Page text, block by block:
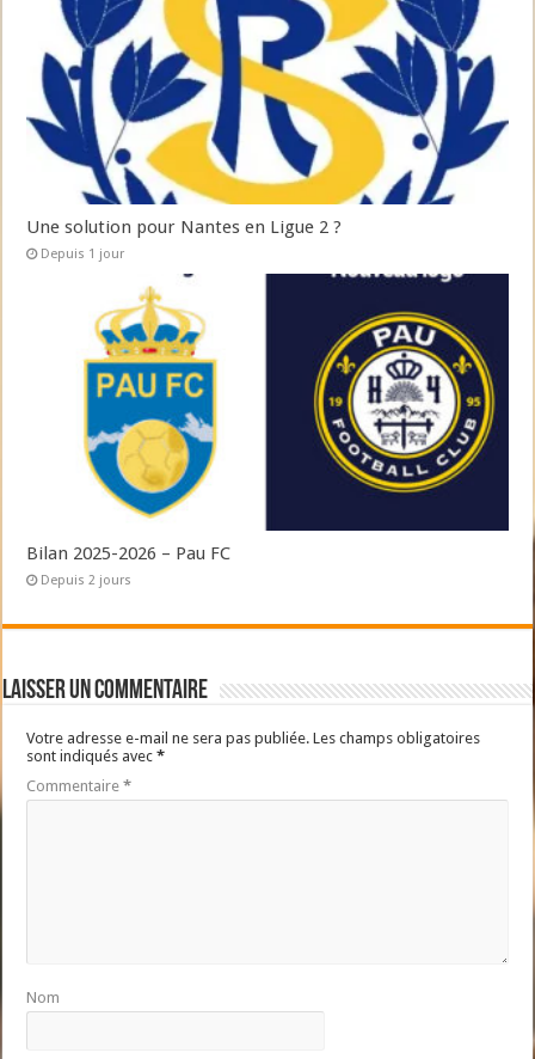
Une solution pour Nantes en Ligue 2 ?
Depuis 1 jour
Bilan 2025-2026 – Pau FC
Depuis 2 jours
Laisser un commentaire
Votre adresse e-mail ne sera pas publiée. Les champs obligatoires
sont indiqués avec*
Commentaire*
Nom